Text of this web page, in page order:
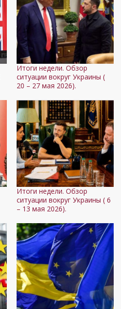
Итоги недели. Обзор
ситуации вокруг Украины (
20 – 27 мая 2026).
Итоги недели. Обзор
ситуации вокруг Украины ( 6
– 13 мая 2026).